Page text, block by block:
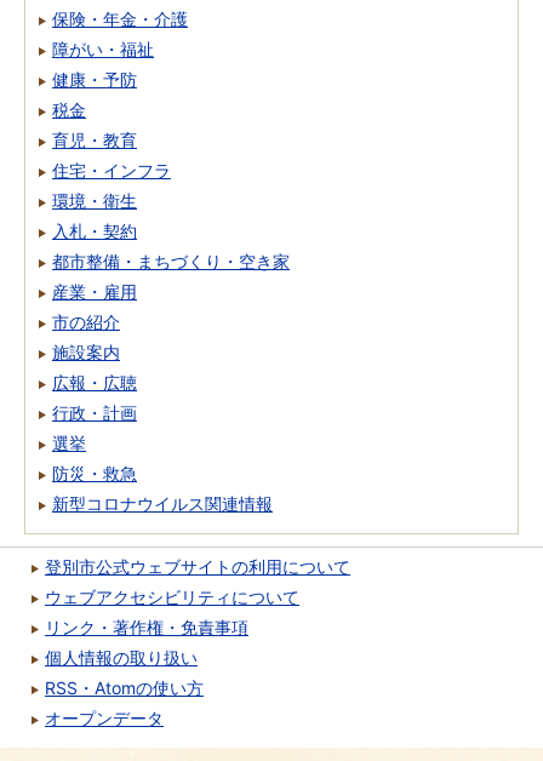
保険・年金・介護
障がい・福祉
健康・予防
税金
育児・教育
住宅・インフラ
環境・衛生
入札・契約
都市整備・まちづくり・空き家
産業・雇用
市の紹介
施設案内
広報・広聴
行政・計画
選挙
防災・救急
新型コロナウイルス関連情報
登別市公式ウェブサイトの利用について
ウェブアクセシビリティについて
リンク・著作権・免責事項
個人情報の取り扱い
RSS・Atomの使い方
オープンデータ